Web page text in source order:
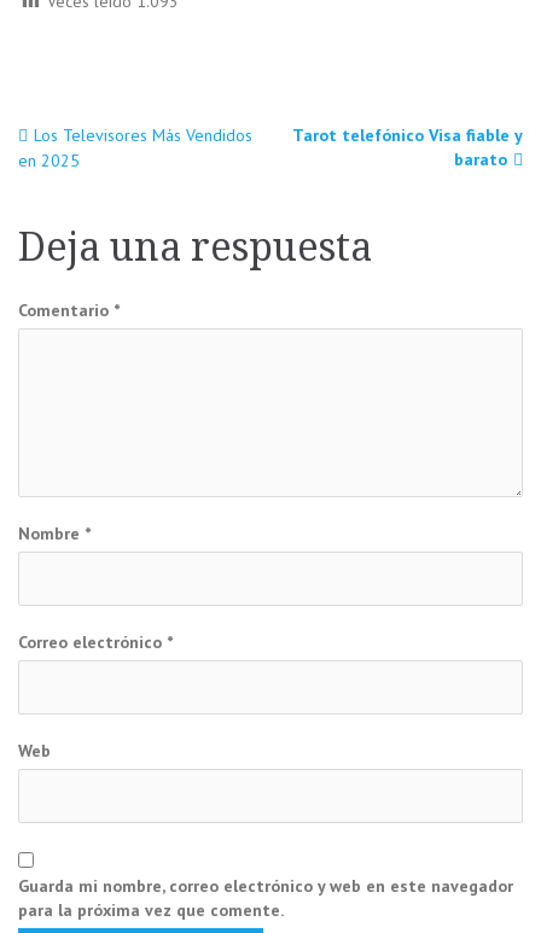
Navegación
entradas
Los Televisores Más Vendidos
en 2025
Tarot telefónico Visa fiable y
barato
Deja una respuesta
Comentario *
Nombre *
Correo electrónico *
Web
Guarda mi nombre, correo electrónico y web en este navegador
para la próxima vez que comente.